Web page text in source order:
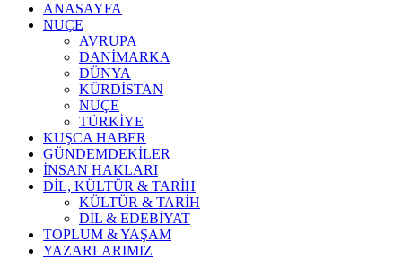
ANASAYFA
NUÇE
AVRUPA
DANİMARKA
DÜNYA
KÜRDİSTAN
NUÇE
TÜRKİYE
KUŞCA HABER
GÜNDEMDEKİLER
İNSAN HAKLARI
DİL, KÜLTÜR & TARİH
KÜLTÜR & TARİH
DİL & EDEBİYAT
TOPLUM & YAŞAM
YAZARLARIMIZ